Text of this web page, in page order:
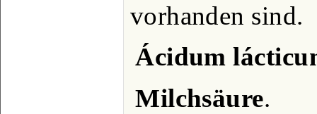
vorhanden sind.
Ácidum
Milchsäure.